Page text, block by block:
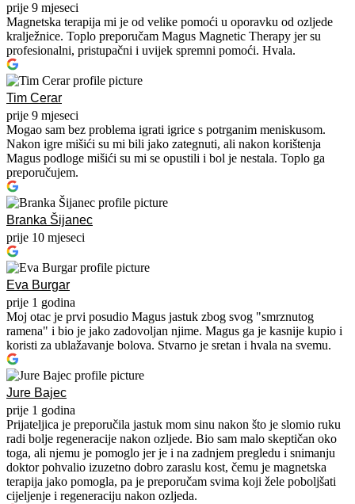
prije 9 mjeseci
Magnetska terapija mi je od velike pomoći u oporavku od ozljede
kralježnice. Toplo preporučam Magus Magnetic Therapy jer su
profesionalni, pristupačni i uvijek spremni pomoći. Hvala.
Tim Cerar
prije 9 mjeseci
Mogao sam bez problema igrati igrice s potrganim meniskusom.
Nakon igre mišići su mi bili jako zategnuti, ali nakon korištenja
Magus podloge mišići su mi se opustili i bol je nestala. Toplo ga
preporučujem.
Branka Šijanec
prije 10 mjeseci
Eva Burgar
prije 1 godina
Moj otac je prvi posudio Magus jastuk zbog svog "smrznutog
ramena" i bio je jako zadovoljan njime. Magus ga je kasnije kupio i
koristi za ublažavanje bolova. Stvarno je sretan i hvala na svemu.
Jure Bajec
prije 1 godina
Prijateljica je preporučila jastuk mom sinu nakon što je slomio ruku
radi bolje regeneracije nakon ozljede. Bio sam malo skeptičan oko
toga, ali njemu je pomoglo jer je i na zadnjem pregledu i snimanju
doktor pohvalio izuzetno dobro zaraslu kost, čemu je magnetska
terapija jako pomogla, pa je preporučam svima koji žele poboljšati
cijeljenje i regeneraciju nakon ozljeda.